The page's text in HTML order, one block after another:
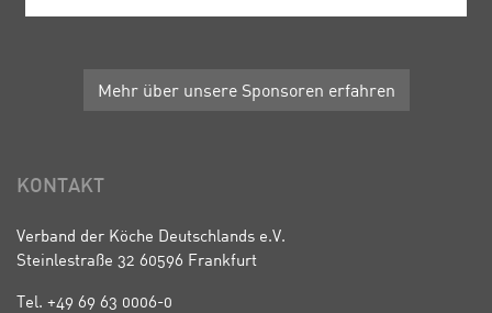
Mehr über unsere Sponsoren erfahren
KONTAKT
Verband der Köche Deutschlands e.V.
Steinlestraße 32 60596 Frankfurt
Tel. +49 69 63 0006-0